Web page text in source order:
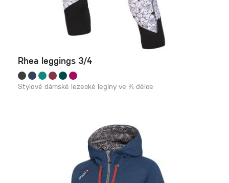
Rhea leggings 3/4
Stylové dámské lezecké legíny ve ¾ délce